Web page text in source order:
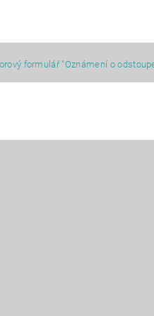
formulář "Oznámení o